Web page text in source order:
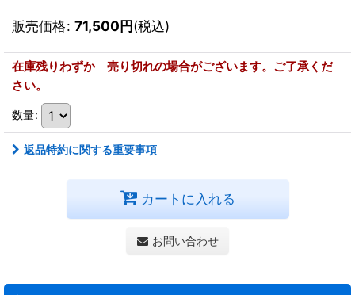
販売価格: 71,500円(税込)
在庫残りわずか 売り切れの場合がございます。ご了承くだ
さい。
数量:
返品特約に関する重要事項
カートに入れる
お問い合わせ